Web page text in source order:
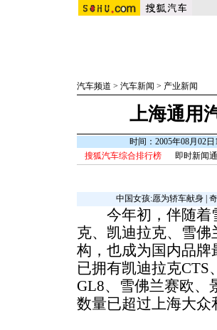
汽车频道 > 汽车新闻 > 产业新闻
上海通用
时间：2005年08月02
搜狐汽车综合排行榜
即时新闻
中国女孩:愿为轿车献身
今年初，伴随着雪
克、凯迪拉克、雪
构，也成为国内品
已拥有凯迪拉克CTS
GL8、雪佛兰赛欧、
数量已超过上海大